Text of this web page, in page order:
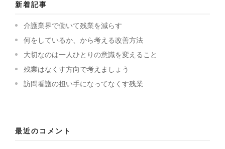
新着記事
介護業界で働いて残業を減らす
何をしているか、から考える改善方法
大切なのは一人ひとりの意識を変えること
残業はなくす方向で考えましょう
訪問看護の担い手になってなくす残業
最近のコメント